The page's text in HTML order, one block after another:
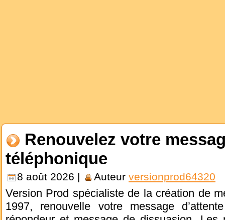
Renouvelez votre
téléphonique
8 août 2026 | Auteur versionprod64320
Version Prod spécialiste de la création de
1997, renouvelle votre message